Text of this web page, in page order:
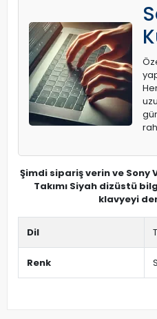
Şimdi sipariş verin ve Sony
Takımı Siyah dizüstü
klavyeyi
Dil
Renk